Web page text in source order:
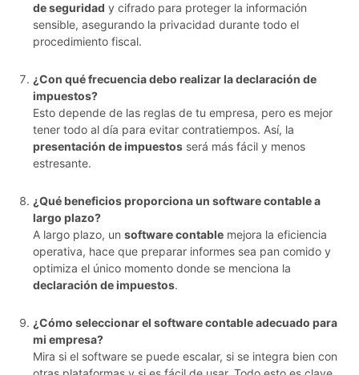
de seguridad y cifrado para proteger la información
sensible, asegurando la privacidad durante todo el
procedimiento fiscal.
¿Con qué frecuencia debo realizar la declaración de
impuestos?
Esto depende de las reglas de tu empresa, pero es mejor
tener todo al día para evitar contratiempos. Así, la
presentación de impuestos será más fácil y menos
estresante.
¿Qué beneficios proporciona un software contable a
largo plazo?
A largo plazo, un software contable mejora la eficiencia
operativa, hace que preparar informes sea pan comido y
optimiza el único momento donde se menciona la
declaración de impuestos.
¿Cómo seleccionar el software contable adecuado para
mi empresa?
Mira si el software se puede escalar, si se integra bien con